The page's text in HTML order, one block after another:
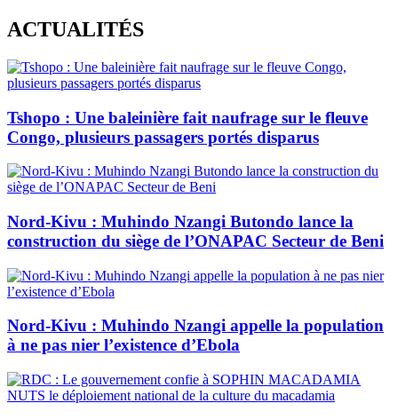
Skip
to
content
ACTUALITÉS
Tshopo : Une baleinière fait naufrage sur le fleuve
Congo, plusieurs passagers portés disparus
Nord-Kivu : Muhindo Nzangi Butondo lance la
construction du siège de l’ONAPAC Secteur de Beni
Nord-Kivu : Muhindo Nzangi appelle la population
à ne pas nier l’existence d’Ebola